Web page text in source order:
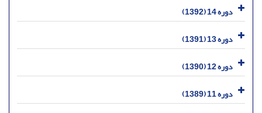
دوره 14 (1392)
دوره 13 (1391)
دوره 12 (1390)
دوره 11 (1389)